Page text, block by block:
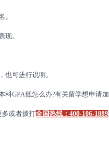
。
。
可进行说明。
GPA低怎么办?有关留学想申请
多或者拨打全国热线：400-106-1889